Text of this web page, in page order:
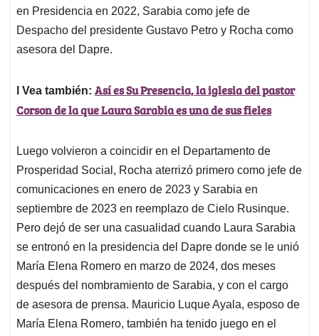
en Presidencia en 2022, Sarabia como jefe de
Despacho del presidente Gustavo Petro y Rocha como
asesora del Dapre.
l Vea también: Así es Su Presencia, la iglesia del pastor
Corson de la que Laura Sarabia es una de sus fieles
Luego volvieron a coincidir en el Departamento de
Prosperidad Social, Rocha aterrizó primero como jefe de
comunicaciones en enero de 2023 y Sarabia en
septiembre de 2023 en reemplazo de Cielo Rusinque.
Pero dejó de ser una casualidad cuando Laura Sarabia
se entronó en la presidencia del Dapre donde se le unió
María Elena Romero en marzo de 2024, dos meses
después del nombramiento de Sarabia, y con el cargo
de asesora de prensa. Mauricio Luque Ayala, esposo de
María Elena Romero, también ha tenido juego en el